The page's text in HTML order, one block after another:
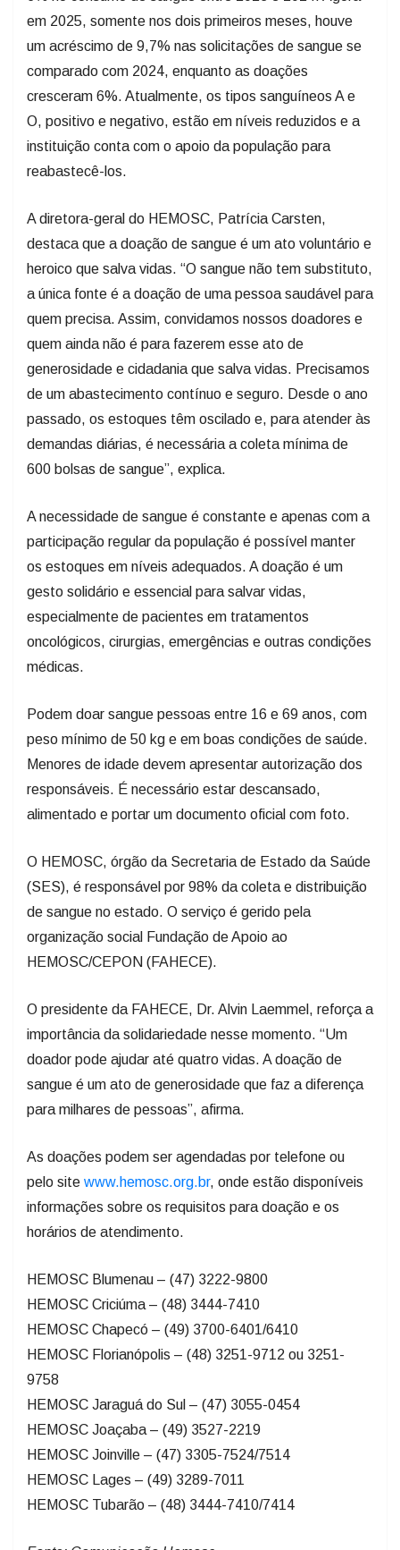
em 2025, somente nos dois primeiros meses, houve
um acréscimo de 9,7% nas solicitações de sangue se
comparado com 2024, enquanto as doações
cresceram 6%. Atualmente, os tipos sanguíneos A e
O, positivo e negativo, estão em níveis reduzidos e a
instituição conta com o apoio da população para
reabastecê-los.
A diretora-geral do HEMOSC, Patrícia Carsten,
destaca que a doação de sangue é um ato voluntário e
heroico que salva vidas. “O sangue não tem substituto,
a única fonte é a doação de uma pessoa saudável para
quem precisa. Assim, convidamos nossos doadores e
quem ainda não é para fazerem esse ato de
generosidade e cidadania que salva vidas. Precisamos
de um abastecimento contínuo e seguro. Desde o ano
passado, os estoques têm oscilado e, para atender às
demandas diárias, é necessária a coleta mínima de
600 bolsas de sangue”, explica.
A necessidade de sangue é constante e apenas com a
participação regular da população é possível manter
os estoques em níveis adequados. A doação é um
gesto solidário e essencial para salvar vidas,
especialmente de pacientes em tratamentos
oncológicos, cirurgias, emergências e outras condições
médicas.
Podem doar sangue pessoas entre 16 e 69 anos, com
peso mínimo de 50 kg e em boas condições de saúde.
Menores de idade devem apresentar autorização dos
responsáveis. É necessário estar descansado,
alimentado e portar um documento oficial com foto.
O HEMOSC, órgão da Secretaria de Estado da Saúde
(SES), é responsável por 98% da coleta e distribuição
de sangue no estado. O serviço é gerido pela
organização social Fundação de Apoio ao
HEMOSC/CEPON (FAHECE).
O presidente da FAHECE, Dr. Alvin Laemmel, reforça a
importância da solidariedade nesse momento. “Um
doador pode ajudar até quatro vidas. A doação de
sangue é um ato de generosidade que faz a diferença
para milhares de pessoas”, afirma.
As doações podem ser agendadas por telefone ou
pelo site www.hemosc.org.br, onde estão disponíveis
informações sobre os requisitos para doação e os
horários de atendimento.
HEMOSC Blumenau – (47) 3222-9800
HEMOSC Criciúma – (48) 3444-7410
HEMOSC Chapecó – (49) 3700-6401/6410
HEMOSC Florianópolis – (48) 3251-9712 ou 3251-
9758
HEMOSC Jaraguá do Sul – (47) 3055-0454
HEMOSC Joaçaba – (49) 3527-2219
HEMOSC Joinville – (47) 3305-7524/7514
HEMOSC Lages – (49) 3289-7011
HEMOSC Tubarão – (48) 3444-7410/7414